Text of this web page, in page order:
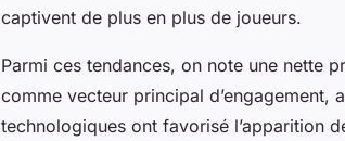
captivent de plus en plus de joueurs.
Parmi ces tendances, on note une nette
comme vecteur principal d’engagement,
technologiques ont favorisé l’apparition